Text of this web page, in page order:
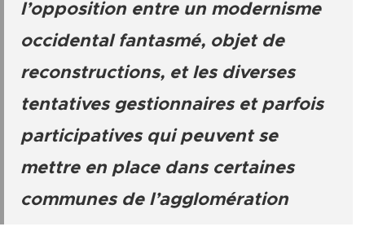
l’opposition entre un modernisme
occidental fantasmé, objet de
reconstructions, et les diverses
tentatives gestionnaires et parfois
participatives qui peuvent se
mettre en place dans certaines
communes de l’agglomération